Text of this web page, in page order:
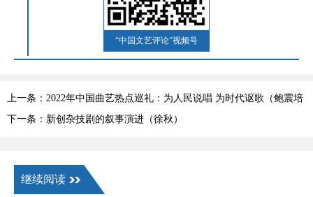
“中国文艺评论”视频号
上一条：2022年中国曲艺热点巡礼：为人民说唱 为时代讴歌（鲍震培
等）
下一条：新创杂技剧的叙事演进（徐秋）
继续阅读